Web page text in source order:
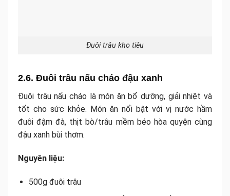
Đuôi trâu kho tiêu
2.6. Đuôi trâu nấu cháo đậu xanh
Đuôi trâu nấu cháo là món ăn bổ dưỡng, giải nhiệt và
tốt cho sức khỏe. Món ăn nổi bật với vị nước hầm
đuôi đậm đà, thịt bò/trâu mềm béo hòa quyện cùng
đậu xanh bùi thơm.
Nguyên liệu:
500g đuôi trâu